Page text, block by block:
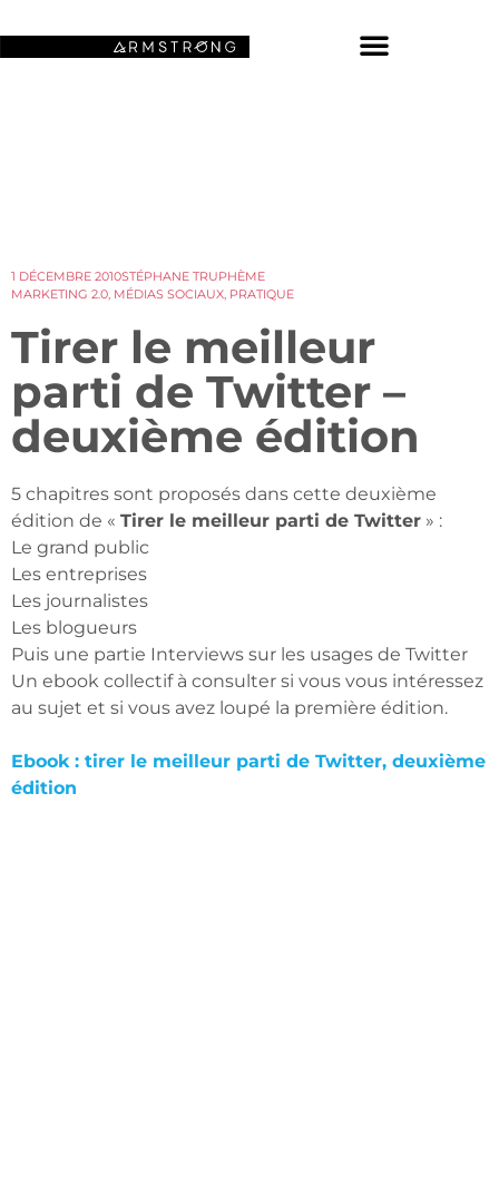
1 DÉCEMBRE 2010STÉPHANE TRUPHÈME
MARKETING 2.0, MÉDIAS SOCIAUX, PRATIQUE
Tirer le meilleur
parti de Twitter –
deuxième édition
5 chapitres sont proposés dans cette deuxième
édition de « Tirer le meilleur parti de Twitter » :
Le grand public
Les entreprises
Les journalistes
Les blogueurs
Puis une partie Interviews sur les usages de Twitter
Un ebook collectif à consulter si vous vous intéressez
au sujet et si vous avez loupé la première édition.
Ebook : tirer le meilleur parti de Twitter, deuxième
édition